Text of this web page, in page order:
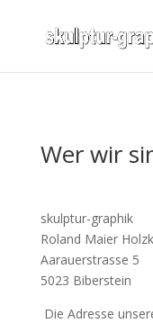
Wer wir
skulptur-graphik
Roland Maier
Aarauerstrasse 5
5023 Biberstein
Die Adresse